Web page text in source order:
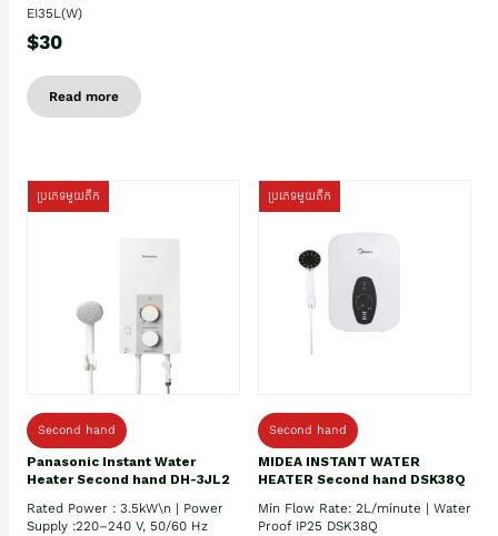
EI35L(W)
$30
Read more
ប្រភេទមួយតឹក
Second hand
Panasonic Instant Water
Heater Second hand DH-3JL2
Rated Power : 3.5kW\n | Power
Supply :220–240 V, 50/60 Hz
ប្រភេទមួយតឹក
Second hand
MIDEA INSTANT WATER
HEATER Second hand DSK38Q
Min Flow Rate: 2L/minute | Water
Proof IP25 DSK38Q